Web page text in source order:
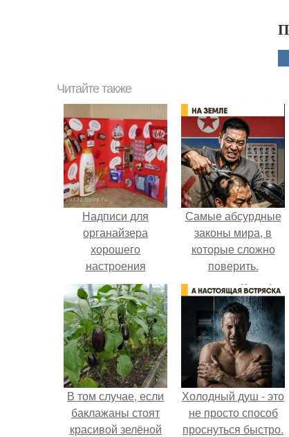
Читайте также
Надписи для
органайзера
хорошего
настроения
распечатать. Идеи
"Органайзеров
Хорошего
Настроения" с
примерами
подарочков.
Самые абсурдные
законы мира, в
которые сложно
поверить.
В том случае, если
баклажаны стоят
красивой зелёной
Холодный душ - это
не просто способ
проснуться быстро.